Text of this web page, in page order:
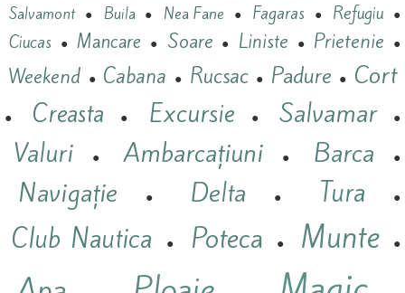
Salvamont● Buila ● Nea Fane ● Fagaras ● Refugiu ●
Ciucas ●Mancare ● Soare ● Liniste ● Prietenie ●
Weekend ● Cabana ● Rucsac● Padure ● Cort
● Creasta ● Excursie ● Salvamar●
Valuri ●Ambarcațiuni ● Barca ●
Navigație ● Delta ● Tura ●
Club Nautica ● Poteca ● Munte●